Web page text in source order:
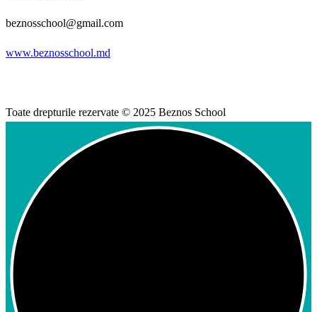
beznosschool@gmail.com
www.beznosschool.md
Toate drepturile rezervate © 2025 Beznos School